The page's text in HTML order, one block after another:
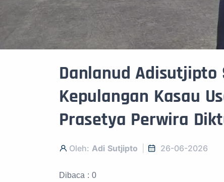
Danlanud
Kepulangan Kasau
Prasetya Perwira
Oleh: Adi Sutjipto 26-06-2026
Dibaca : 0